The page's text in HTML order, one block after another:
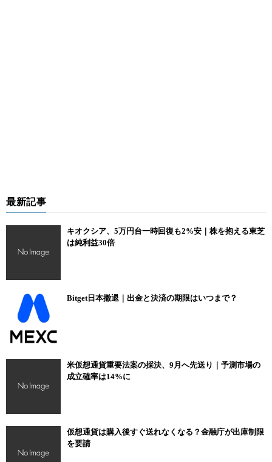
最新記事
キオクシア、5万円台一時回復も2%安｜株を抱える東芝
は純利益30倍
Bitget日本撤退｜出金と決済の期限はいつまで？
米仮想通貨重要法案の採決、9月へ先送り｜予測市場の
成立確率は14%に
仮想通貨は購入後すぐ送れなくなる？金融庁が出庫制限
を要請